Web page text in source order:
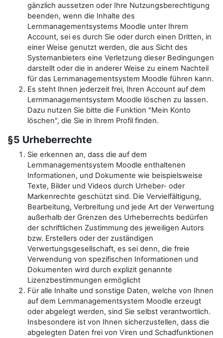
gänzlich aussetzen oder Ihre Nutzungsberechtigung
beenden, wenn die Inhalte des
Lernmanagementsystems Moodle unter Ihrem
Account, sei es durch Sie oder durch einen Dritten, in
einer Weise genutzt werden, die aus Sicht des
Systemanbieters eine Verletzung dieser Bedingungen
darstellt oder die in anderer Weise zu einem Nachteil
für das Lernmanagementsystem Moodle führen kann.
Es steht Ihnen jederzeit frei, Ihren Account auf dem
Lernmanagementsystem Moodle löschen zu lassen.
Dazu nutzen Sie bitte die Funktion "Mein Konto
löschen", die Sie in Ihrem Profil finden.
§5 Urheberrechte
Sie erkennen an, dass die auf dem
Lernmanagementsystem Moodle enthaltenen
Informationen, und Dokumente wie beispielsweise
Texte, Bilder und Videos durch Urheber- oder
Markenrechte geschützt sind. Die Vervielfältigung,
Bearbeitung, Verbreitung und jede Art der Verwertung
außerhalb der Grenzen des Urheberrechts bedürfen
der schriftlichen Zustimmung des jeweiligen Autors
bzw. Erstellers oder der zuständigen
Verwertungsgesellschaft, es sei denn, die freie
Verwendung von spezifischen Informationen und
Dokumenten wird durch explizit genannte
Lizenzbestimmungen ermöglicht
Für alle Inhalte und sonstige Daten, welche von Ihnen
auf dem Lernmanagementsystem Moodle erzeugt
oder abgelegt werden, sind Sie selbst verantwortlich.
Insbesondere ist von Ihnen sicherzustellen, dass die
abgelegten Daten frei von Viren und Schadfunktionen